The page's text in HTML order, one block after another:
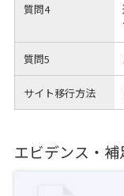
質問4
質問5
サイト移行方法
エビデンス・